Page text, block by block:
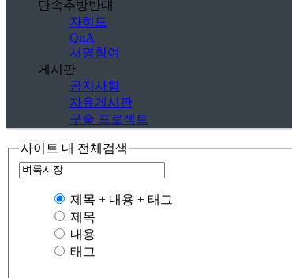
단속추방반대
자히드
QnA
서명참여
게시판
공지사항
자유게시판
구술 프로젝트
사이트 내 전체검색
제목 + 내용 + 태그
제목
내용
태그